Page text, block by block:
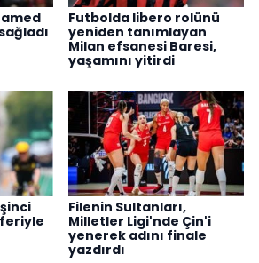
Futbolda libero rolünü
yeniden tanımlayan
Milan efsanesi Baresi,
yaşamını yitirdi
Filenin Sultanları,
Milletler Ligi'nde Çin'i
yenerek adını finale
yazdırdı